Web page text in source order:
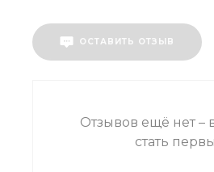
ОСТАВИТЬ ОТЗЫВ
Отзывов ещё нет –
стать